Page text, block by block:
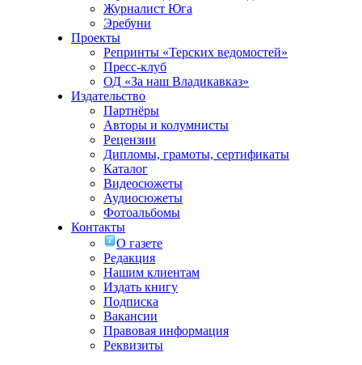
Журналист Юга
Эребуни
Проекты
Репринты «Терских ведомостей»
Пресс-клуб
ОД «За наш Владикавказ»
Издательство
Партнёры
Авторы и колумнисты
Рецензии
Дипломы, грамоты, сертификаты
Каталог
Видеосюжеты
Аудиосюжеты
Фотоальбомы
Контакты
О газете
Редакция
Нашим клиентам
Издать книгу
Подписка
Вакансии
Правовая информация
Реквизиты